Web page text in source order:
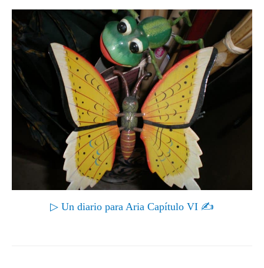
▷ Un diario para Aria Capítulo VI ✍